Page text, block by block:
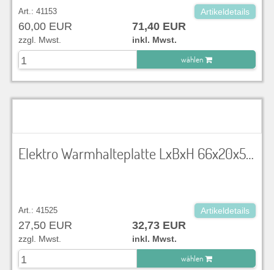
Art.: 41153 Artikeldetails
60,00 EUR 71,40 EUR
zzgl. Mwst.
inkl. Mwst.
wählen
zu Warenkorb hinzugefügt.
Elektro Warmhalteplatte LxBxH 66x20x5,5 cm, 230V, 50Hz, 800W
Art.: 41525 Artikeldetails
27,50 EUR 32,73 EUR
zzgl. Mwst.
inkl. Mwst.
wählen